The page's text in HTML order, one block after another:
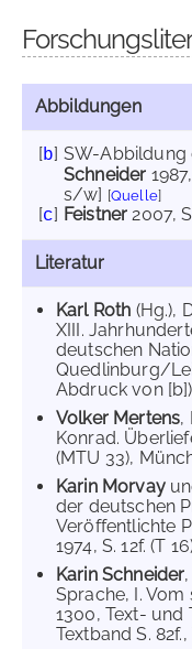
Abbildungen
[b] SW-Abbildung
Schneider 1987
s/w] [Quelle]
[c] Feistner 2007,
Literatur
Karl Roth (Hg.),
XIII.
deutschen
Quedlinburg/
Abdruck von
Volker Mertens,
Konrad.
(MTU 33),
Karin Morvay
der deutschen
Veröffentlichte
1974, S. 12f. (T
Karin Schneider
Sprache, I. Vom
1300, Text- und
Textband S.